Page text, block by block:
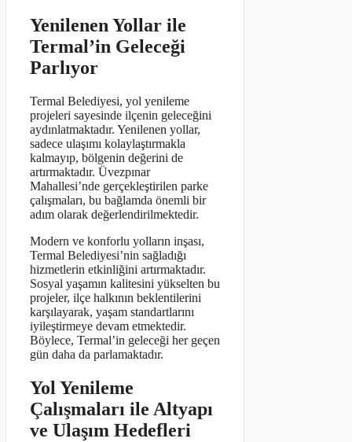
Yenilenen Yollar ile
Termal’in Geleceği
Parlıyor
Termal Belediyesi, yol yenileme
projeleri sayesinde ilçenin geleceğini
aydınlatmaktadır. Yenilenen yollar,
sadece ulaşımı kolaylaştırmakla
kalmayıp, bölgenin değerini de
artırmaktadır. Üvezpınar
Mahallesi’nde gerçekleştirilen parke
çalışmaları, bu bağlamda önemli bir
adım olarak değerlendirilmektedir.
Modern ve konforlu yolların inşası,
Termal Belediyesi’nin sağladığı
hizmetlerin etkinliğini artırmaktadır.
Sosyal yaşamın kalitesini yükselten bu
projeler, ilçe halkının beklentilerini
karşılayarak, yaşam standartlarını
iyileştirmeye devam etmektedir.
Böylece, Termal’in geleceği her geçen
gün daha da parlamaktadır.
Yol Yenileme
Çalışmaları ile Altyapı
ve Ulaşım Hedefleri